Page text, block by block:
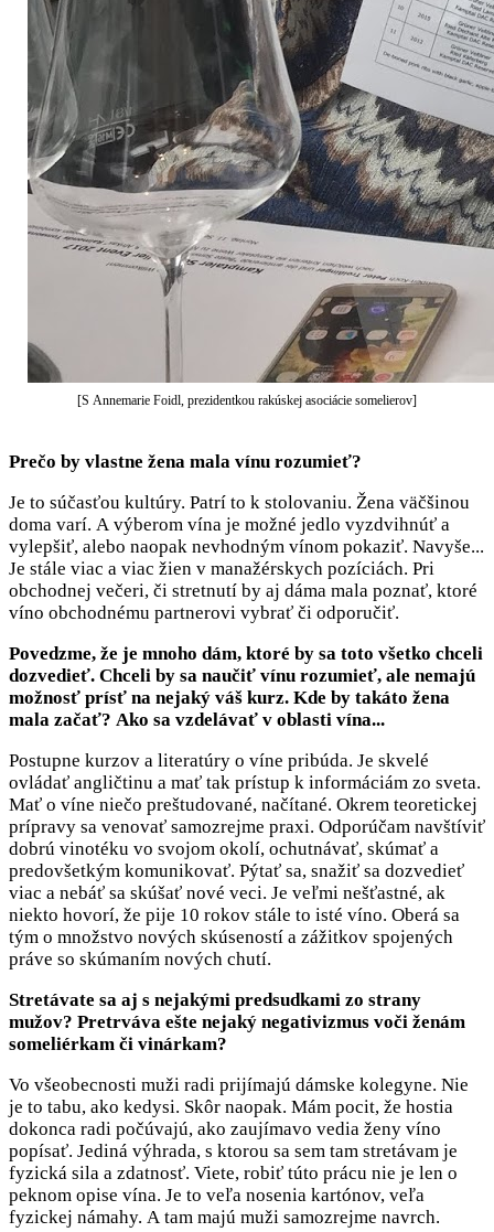
[S Annemarie Foidl, prezidentkou rakúskej asociácie somelierov]
Prečo by vlastne žena mala vínu rozumieť?
Je to súčasťou kultúry. Patrí to k stolovaniu. Žena väčšinou
doma varí. A výberom vína je možné jedlo vyzdvihnúť a
vylepšiť, alebo naopak nevhodným vínom pokaziť. Navyše...
Je stále viac a viac žien v manažérskych pozíciách. Pri
obchodnej večeri, či stretnutí by aj dáma mala poznať, ktoré
víno obchodnému partnerovi vybrať či odporučiť.
Povedzme, že je mnoho dám, ktoré by sa toto všetko chceli
dozvedieť. Chceli by sa naučiť vínu rozumieť, ale nemajú
možnosť prísť na nejaký váš kurz. Kde by takáto žena
mala začať? Ako sa vzdelávať v oblasti vína...
Postupne kurzov a literatúry o víne pribúda. Je skvelé
ovládať angličtinu a mať tak prístup k informáciám zo sveta.
Mať o víne niečo preštudované, načítané. Okrem teoretickej
prípravy sa venovať samozrejme praxi. Odporúčam navštíviť
dobrú vinotéku vo svojom okolí, ochutnávať, skúmať a
predovšetkým komunikovať. Pýtať sa, snažiť sa dozvedieť
viac a nebáť sa skúšať nové veci. Je veľmi nešťastné, ak
niekto hovorí, že pije 10 rokov stále to isté víno. Oberá sa
tým o množstvo nových skúseností a zážitkov spojených
práve so skúmaním nových chutí.
Stretávate sa aj s nejakými predsudkami zo strany
mužov? Pretrváva ešte nejaký negativizmus voči ženám
someliérkam či vinárkam?
Vo všeobecnosti muži radi prijímajú dámske kolegyne. Nie
je to tabu, ako kedysi. Skôr naopak. Mám pocit, že hostia
dokonca radi počúvajú, ako zaujímavo vedia ženy víno
popísať. Jediná výhrada, s ktorou sa sem tam stretávam je
fyzická sila a zdatnosť. Viete, robiť túto prácu nie je len o
peknom opise vína. Je to veľa nosenia kartónov, veľa
fyzickej námahy. A tam majú muži samozrejme navrch.